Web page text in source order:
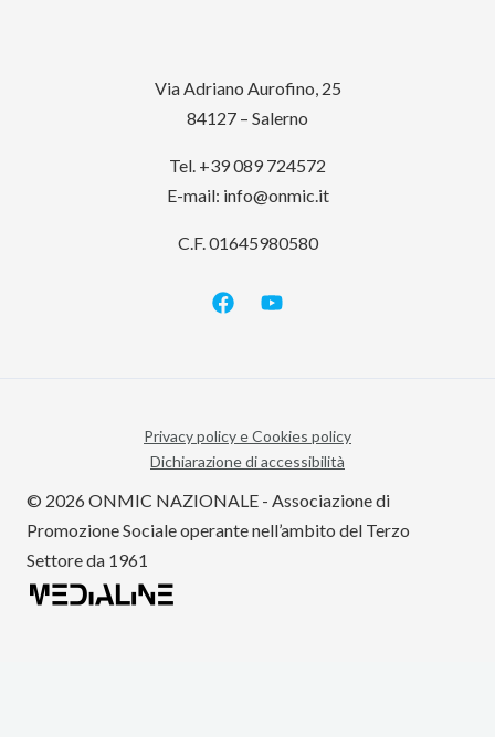
Via Adriano Aurofino, 25
84127 – Salerno
Tel. +39 089 724572
E-mail: info@onmic.it
C.F. 01645980580
Privacy policy e Cookies policy
Dichiarazione di accessibilità
© 2026 ONMIC NAZIONALE - Associazione di
Promozione Sociale operante nell’ambito del Terzo
Settore da 1961